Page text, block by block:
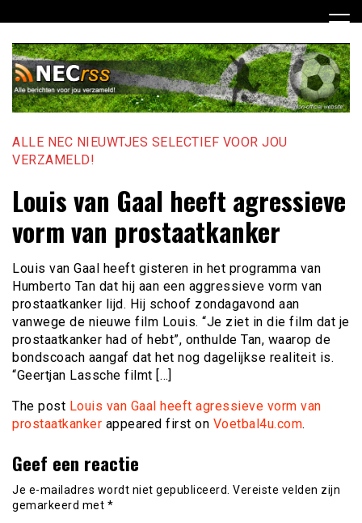
naar
inhoud
ALLE NEC NIEUWTJES SELECTIEF VOOR JOU
VERZAMELD!
Louis van Gaal heeft agressieve
vorm van prostaatkanker
Louis van Gaal heeft gisteren in het programma van
Humberto Tan dat hij aan een aggressieve vorm van
prostaatkanker lijd. Hij schoof zondagavond aan
vanwege de nieuwe film Louis. “Je ziet in die film dat je
prostaatkanker had of hebt”, onthulde Tan, waarop de
bondscoach aangaf dat het nog dagelijkse realiteit is.
“Geertjan Lassche filmt […]
The post Louis van Gaal heeft agressieve vorm van
prostaatkanker appeared first on Voetbal4u.com.
Geef een reactie
Je e-mailadres wordt niet gepubliceerd. Vereiste velden zijn
gemarkeerd met *